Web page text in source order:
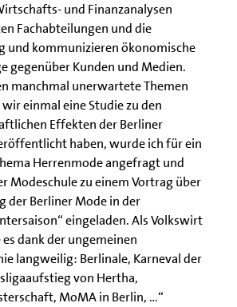
und Finanzanalysen
Fachabteilungen und die
und kommunizieren ökonomische
gegenüber Kunden und Medien.
manchmal unerwartete Themen
einmal eine Studie zu den
Effekten der Berliner
haben, wurde ich für ein
Herrenmode angefragt und
Modeschule zu einem Vortrag über
der Berliner Mode in der
eingeladen. Als Volkswirt
dank der ungemeinen
langweilig: Berlinale, Karneval der
von Hertha,
MoMA in Berlin, …“